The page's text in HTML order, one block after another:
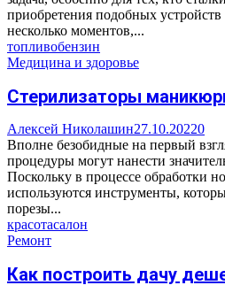
приобретения подобных
несколько моментов,...
топливобензин
Медицина и здоровье
Стерилизаторы
Алексей Николашин27.10.20220
Вполне безобидные на первый
процедуры могут нанести
Поскольку в процессе обработки
используются инструменты,
порезы...
красотасалон
Ремонт
Как построить дачу